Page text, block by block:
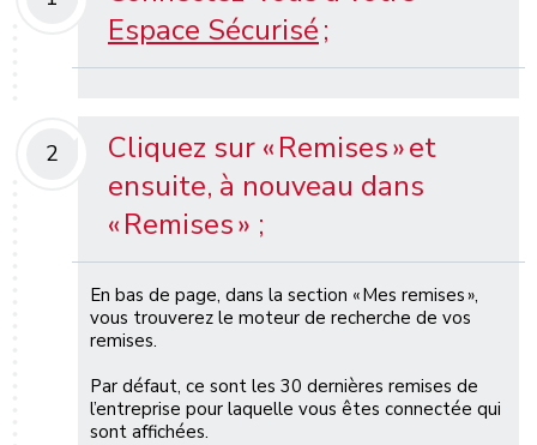
Espace Sécurisé;
2 Cliquez sur « Remises »et
ensuite, à nouveau dans
« Remises » ;
En bas de page, dans la section « Mes remises »,
vous trouverez le moteur de recherche de vos
remises.
Par défaut, ce sont les 30 dernières remises de
l’entreprise pour laquelle vous êtes connectée qui
sont affichées.